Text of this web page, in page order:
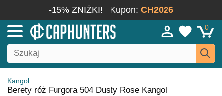
-15% ZNIŻKI! Kupon: CH2026
0
Kangol
Berety róż Furgora 504 Dusty Rose Kangol